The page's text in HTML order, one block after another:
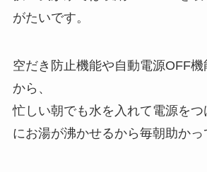
がたいです。
空だき防止機能や自動電源OFF
から、
忙しい朝でも水を入れて電源を
にお湯が沸かせるから毎朝助かっ